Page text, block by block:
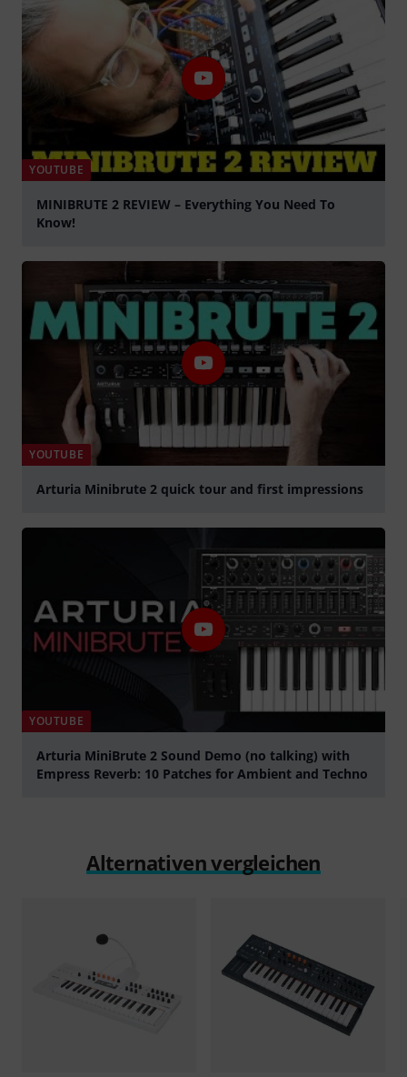
YOUTUBE
MINIBRUTE 2 REVIEW – Everything You Need To
Know!
YOUTUBE
Arturia Minibrute 2 quick tour and first impressions
YOUTUBE
Arturia MiniBrute 2 Sound Demo (no talking) with
Empress Reverb: 10 Patches for Ambient and Techno
Alternativen vergleichen